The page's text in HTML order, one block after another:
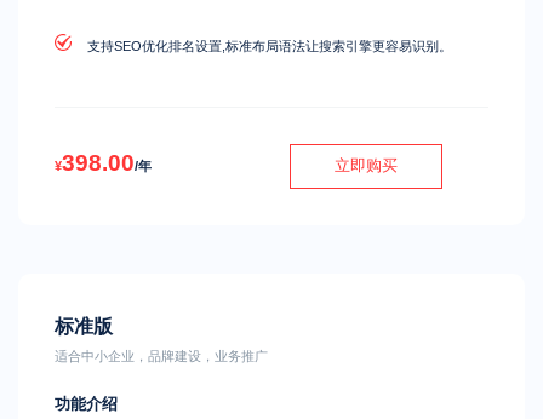
支持SEO优化排名设置,标准布局语法让搜索引擎更容易识别。
¥398.00/年 立即购买
标准版
适合中小企业，品牌建设，业务推广
功能介绍